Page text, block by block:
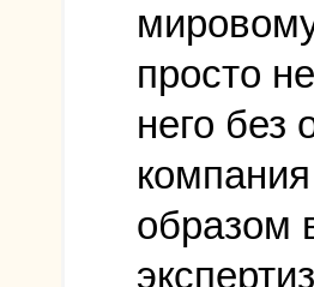
просто
него без
образом